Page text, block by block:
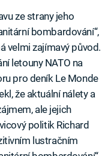
ze strany jeho
bombardování“,
velmi zajímavý původ.
letouny NATO na
pro deník Le Monde
že aktuální nálety a
ale jejich
politik Richard
lustračním